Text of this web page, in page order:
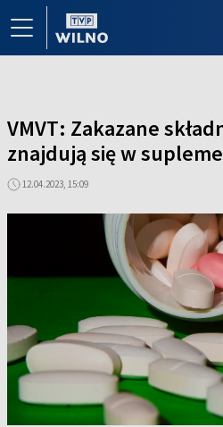
VMVT: Zakazane
znajdują się w
12.04.2023, 15:09